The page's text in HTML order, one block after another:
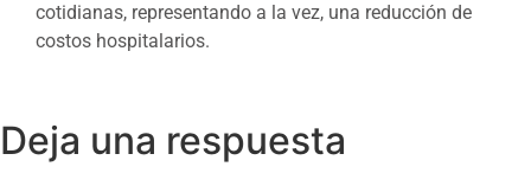
cotidianas, representando a la vez, una reducción de
costos hospitalarios.
Deja una respuesta